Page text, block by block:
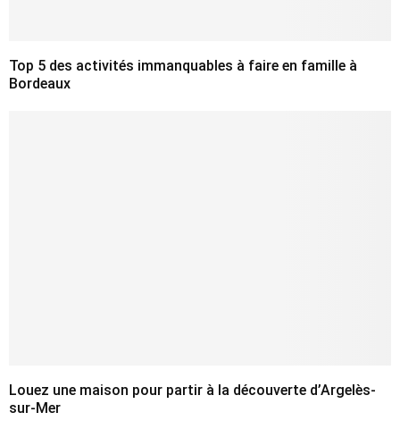
Top 5 des activités immanquables à faire en famille à
Bordeaux
Louez une maison pour partir à la découverte d’Argelès-
sur-Mer